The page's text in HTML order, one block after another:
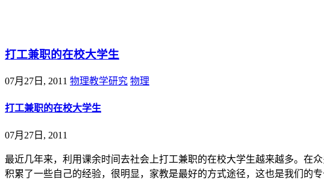
打工兼职的在校大学生
07月27日, 2011 物理教学研究 物理
打工兼职的在校大学生
07月27日, 2011
最近几年来，利用课余时间去社会上打工兼职的在校大学生越来越多。在
积累了一些自己的经验，很明显，家教是最好的方式途径，这也是我们的